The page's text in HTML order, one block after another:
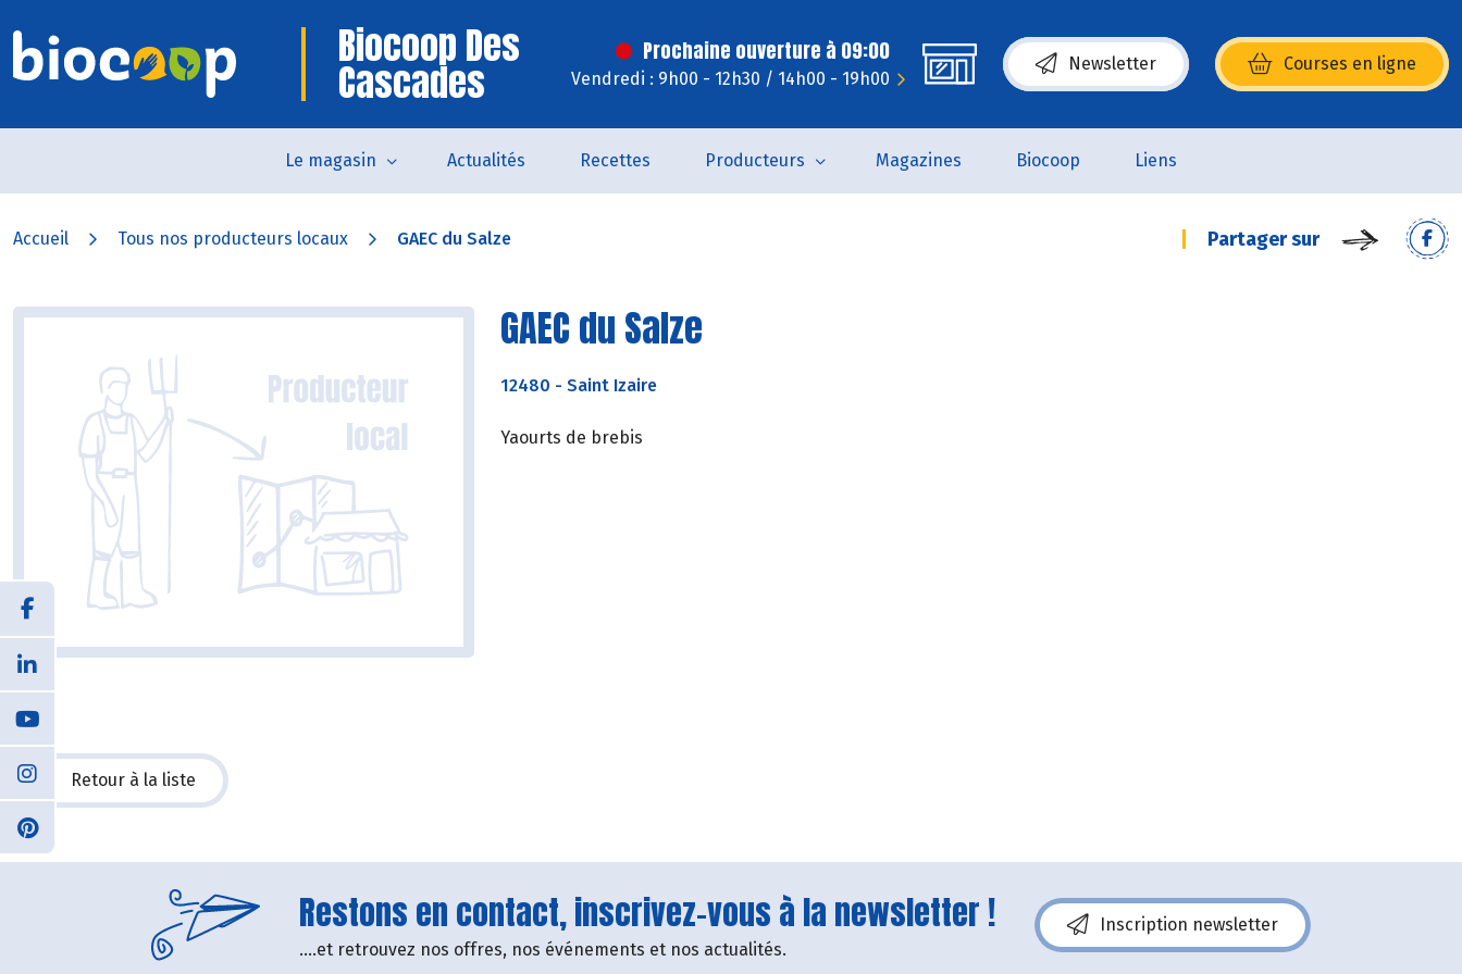
Biocoop Des
Cascades
Prochaine ouverture à 09:00
Vendredi : 9h00 - 12h30 / 14h00 - 19h00
Newsletter Courses en ligne
(s’ouvre dans une nouvelle fenêtre)
Le magasin Actualités Recettes Producteurs Magazines Biocoop Liens
Accueil Tous nos producteurs locaux GAEC du Salze Partager sur
GAEC du Salze
12480 - Saint Izaire
Yaourts de brebis
Retour à la liste
Restons en contact, inscrivez-vous à la newsletter !
....et retrouvez nos offres, nos événements et nos actualités.
Inscription newsletter